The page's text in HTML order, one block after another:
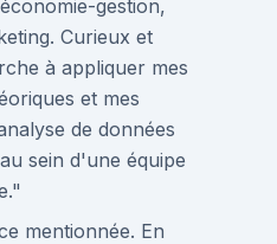
gestion,
Curieux et
à appliquer mes
et mes
de données
sein d'une équipe
mentionnée. En